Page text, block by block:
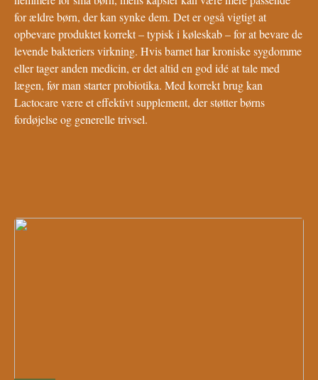
for ældre børn, der kan synke dem. Det er også vigtigt at
opbevare produktet korrekt – typisk i køleskab – for at bevare de
levende bakteriers virkning. Hvis barnet har kroniske sygdomme
eller tager anden medicin, er det altid en god idé at tale med
lægen, før man starter probiotika. Med korrekt brug kan
Lactocare være et effektivt supplement, der støtter børns
fordøjelse og generelle trivsel.